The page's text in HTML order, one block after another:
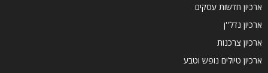
ארכיון חדשות עסקים
ארכיון נדל''ן
ארכיון צרכנות
ארכיון טיולים נופש וטבע